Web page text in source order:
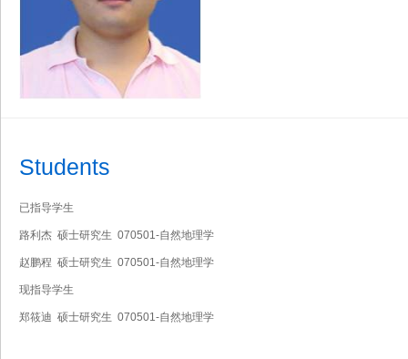
Students
已指导学生
路利杰 硕士研究生 070501-自然地理学
赵鹏程 硕士研究生 070501-自然地理学
现指导学生
郑筱迪 硕士研究生 070501-自然地理学